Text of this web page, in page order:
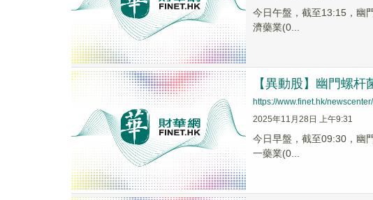
今日午盤，截至13:15，幽
濟藥業(0...
【異動股】幽門螺
https://www.finet.hk/
2025年11月28日 上午9:31
今日早盤，截至09:30，幽
一藥業(0...